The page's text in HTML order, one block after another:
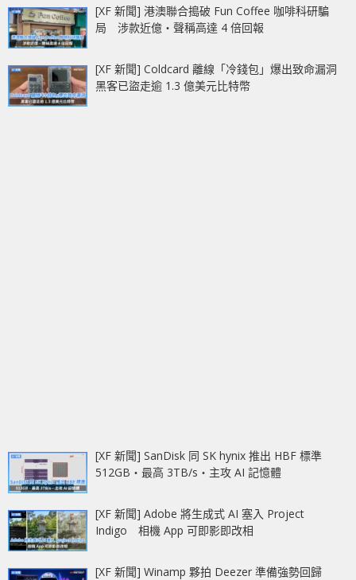
[XF 新聞] 港澳聯合搗破 Fun Coffee 咖啡科研騙
局 涉款近億‧聲稱高達 4 倍回報
[XF 新聞] Coldcard 離線「冷錢包」爆出致命漏洞
黑客已盜走逾 1.3 億美元比特幣
[XF 新聞] SanDisk 同 SK hynix 推出 HBF 標準
512GB‧最高 3TB/s‧主攻 AI 記憶體
[XF 新聞] Adobe 將生成式 AI 塞入 Project
Indigo 相機 App 可即影即改相
[XF 新聞] Winamp 夥拍 Deezer 準備強勢回歸